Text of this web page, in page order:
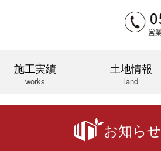
施工実績
works
土地情報
land
お知らせ